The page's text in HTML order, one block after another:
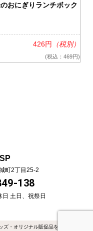
おにぎりランチボック
426円 （税別）
(税込：469円)
町2丁目25-2
138
日 土日、祝祭日
・オリジナル販促品を作るなら